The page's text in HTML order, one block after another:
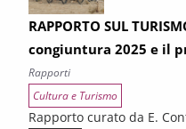
RAPPORTO SUL
congiuntura 2025 e il
Rapporti
Cultura e Turismo
Rapporto curato da E.